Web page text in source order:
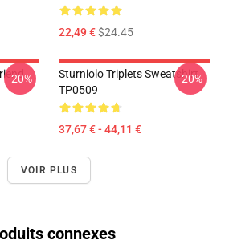
22,49 €$24.45
-20%
Sturniolo Triplets Sweatshirt
TP0509
37,67 € - 44,11 €
-20%
VOIR PLUS
connexes